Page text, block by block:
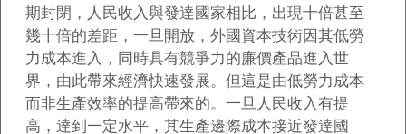
期封閉，人民收入與發達國家相比，出現十倍甚至
幾十倍的差距，一旦開放，外國資本技術因其低勞
力成本進入，同時具有競爭力的廉價產品進入世
界，由此帶來經濟快速發展。但這是由低勞力成本
而非生產效率的提高帶來的。一旦人民收入有提
高，達到一定水平，其生產邊際成本接近發達國